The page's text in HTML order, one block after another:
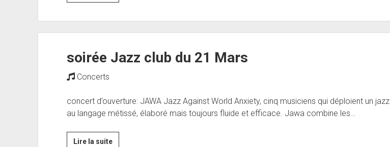
22
Amsallem
soirée Jazz club du 21 Mars
Concerts
concert d’ouverture: JAWA Jazz Against World Anxiety, cinq musiciens qui déploient un jazz
au langage métissé, élaboré mais toujours fluide et efficace. Jawa combine les…
Lire la suitesoirée